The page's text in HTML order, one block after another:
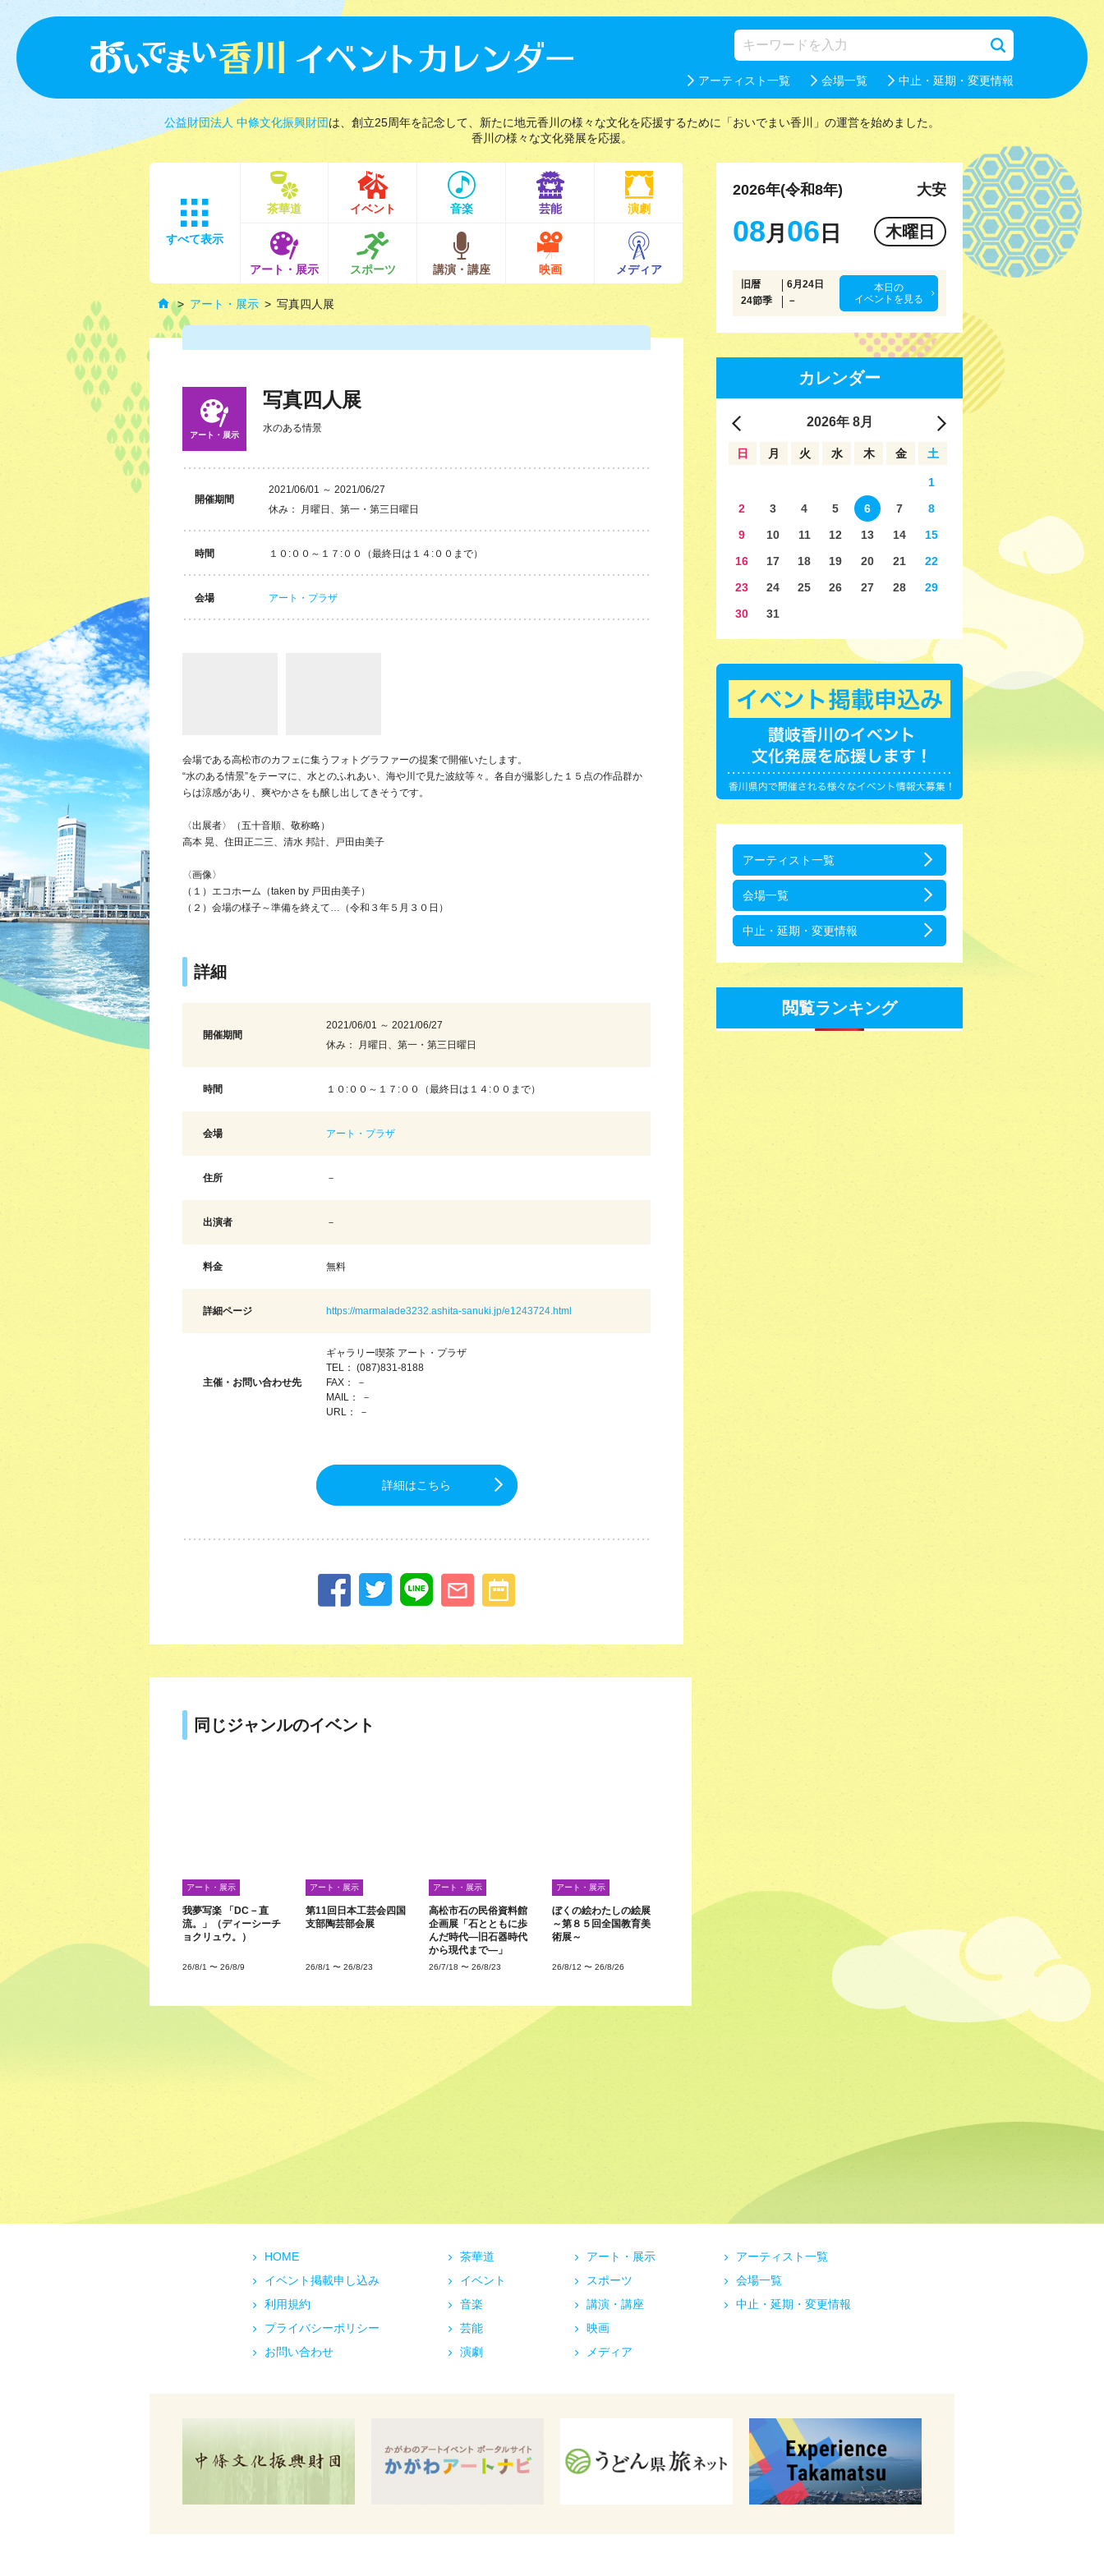
アーティスト一覧 会場一覧 中止・延期・変更情報
公益財団法人 中條文化振興財団は、創立25周年を記念して、新たに地元香川の様々な文化を応援するために「おいでまい香川」の運営を始めました。
香川の様々な文化発展を応援。
すべて表示
茶華道 イベント 音楽 芸能 演劇
アート・展示 スポーツ 講演・講座 映画 メディア
アート・展示 写真四人展
アート・展示
写真四人展
水のある情景
開催期間
2021/06/01 ～ 2021/06/27
休み： 月曜日、第一・第三日曜日
時間 １０:００～１７:００（最終日は１４:００まで）
会場 アート・プラザ
会場である高松市のカフェに集うフォトグラファーの提案で開催いたします。
“水のある情景”をテーマに、水とのふれあい、海や川で見た波紋等々。各自が撮影した１５点の作品群か
らは涼感があり、爽やかさをも醸し出してきそうです。
〈出展者〉（五十音順、敬称略）
高本 晃、住田正二三、清水 邦計、戸田由美子
〈画像〉
（１）エコホーム（taken by 戸田由美子）
（２）会場の様子～準備を終えて…（令和３年５月３０日）
詳細
開催期間
2021/06/01 ～ 2021/06/27
休み： 月曜日、第一・第三日曜日
時間 １０:００～１７:００（最終日は１４:００まで）
会場 アート・プラザ
住所 －
出演者 －
料金 無料
詳細ページ https://marmalade3232.ashita-sanuki.jp/e1243724.html
主催・お問い合わせ先
ギャラリー喫茶 アート・プラザ
TEL： (087)831-8188
FAX： －
MAIL： －
URL： －
詳細はこちら
同じジャンルのイベント
アート・展示
我夢写楽 「DC－直
流。」（ディーシーチ
ョクリュウ。）
26/8/1 〜 26/8/9
アート・展示
第11回日本工芸会四国
支部陶芸部会展
26/8/1 〜 26/8/23
アート・展示
高松市石の民俗資料館
企画展「石とともに歩
んだ時代―旧石器時代
から現代まで―」
26/7/18 〜 26/8/23
アート・展示
ぼくの絵わたしの絵展
～第８５回全国教育美
術展～
26/8/12 〜 26/8/26
2026年(令和8年) 大安
08月 06 日 木曜日
旧暦
6月24日
24節季
－
本日の
イベントを見る
カレンダー
2026年 8月
日 月 火 水 木 金 土
1
2
3 4 5 6 7
8
9
10 11 12 13 14
15
16
17 18 19 20 21
22
23
24 25 26 27 28
29
30
31
アーティスト一覧
会場一覧
中止・延期・変更情報
閲覧ランキング
HOME
イベント掲載申し込み
利用規約
プライバシーポリシー
お問い合わせ
茶華道
イベント
音楽
芸能
演劇
アート・展示
スポーツ
講演・講座
映画
メディア
アーティスト一覧
会場一覧
中止・延期・変更情報